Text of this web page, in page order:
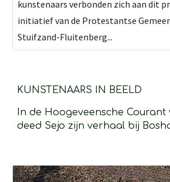
kunstenaars verbonden zich aan dit
initiatief van de Protestantse
Stuifzand-Fluitenberg...
KUNSTENAARS IN BEELD
In de Hoogeveensche Courant
deed Sejo zijn verhaal bij